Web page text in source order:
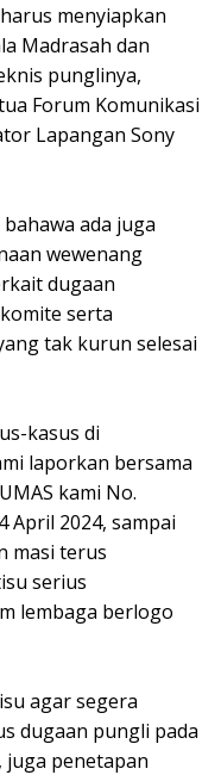
menyiapkan
Madrasah dan
punglinya,
Forum Komunikasi
Lapangan Sony
ada juga
wewenang
dugaan
serta
tak kurun selesai
kasus di
laporkan bersama
kami No.
April 2024, sampai
masi terus
serius
lembaga berlogo
agar segera
dugaan pungli pada
juga penetapan